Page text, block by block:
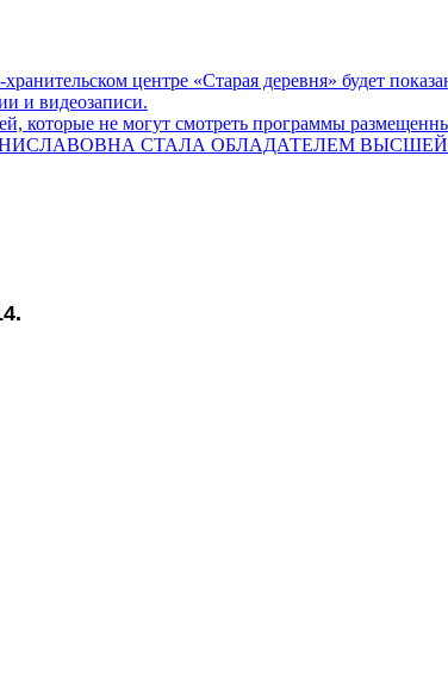
центре «Старая деревня» будет
и видеозаписи.
которые не могут смотреть программы
СТАЛА ОБЛАДАТЕЛЕМ ВЫСШЕЙ